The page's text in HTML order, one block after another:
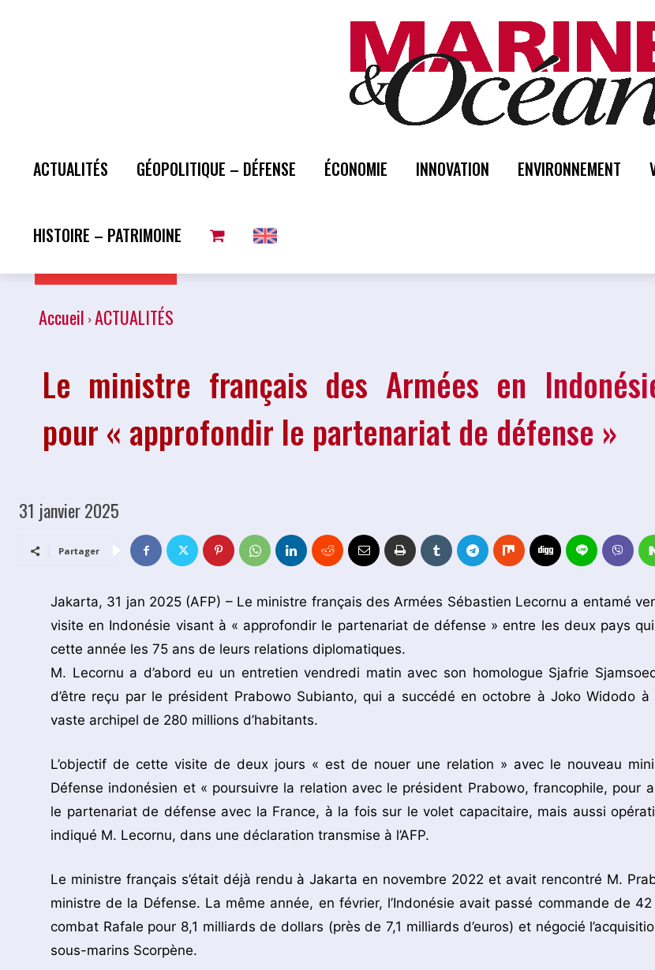
ACTUALITÉS GÉOPOLITIQUE – DÉFENSE ÉCONOMIE INNOVATION ENVIRONNEMENT
HISTOIRE – PATRIMOINE
Accueil ACTUALITÉS
Le ministre français des Armées en
pour « approfondir le partenariat de défense »
31 janvier 2025
Partager
Jakarta, 31 jan 2025 (AFP) – Le ministre français des Armées Sébastien Lecornu a entamé
visite en Indonésie visant à « approfondir le partenariat de défense » entre les deux pays
cette année les 75 ans de leurs relations diplomatiques.
M. Lecornu a d’abord eu un entretien vendredi matin avec son homologue Sjafrie
d’être reçu par le président Prabowo Subianto, qui a succédé en octobre à Joko Widodo
vaste archipel de 280 millions d’habitants.
L’objectif de cette visite de deux jours « est de nouer une relation » avec le nouveau
Défense indonésien et « poursuivre la relation avec le président Prabowo, francophile, pour
le partenariat de défense avec la France, à la fois sur le volet capacitaire, mais aussi
indiqué M. Lecornu, dans une déclaration transmise à l’AFP.
Le ministre français s’était déjà rendu à Jakarta en novembre 2022 et avait rencontré M.
ministre de la Défense. La même année, en février, l’Indonésie avait passé commande de
combat Rafale pour 8,1 milliards de dollars (près de 7,1 milliards d’euros) et négocié
sous-marins Scorpène.